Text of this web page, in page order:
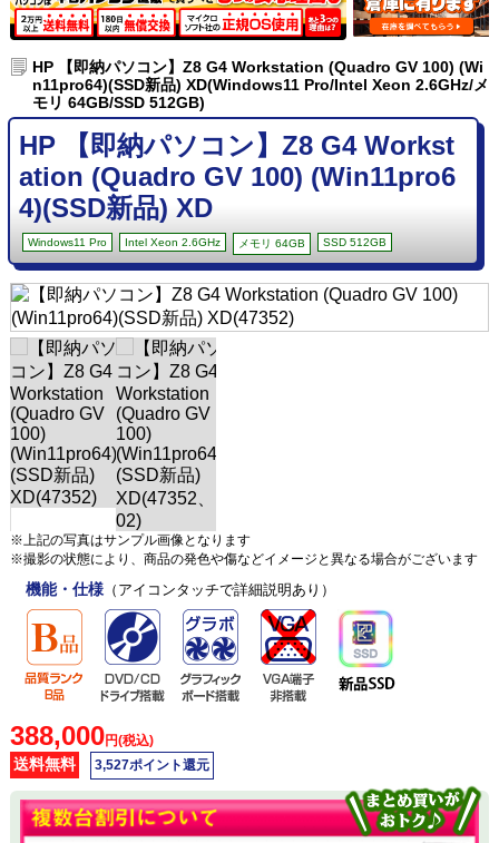
HP 【即納パソコン】Z8 G4 Workstation (Quadro GV 100) (Wi
n11pro64)(SSD新品) XD(Windows11 Pro/Intel Xeon 2.6GHz/メ
モリ 64GB/SSD 512GB)
HP 【即納パソコン】Z8 G4 Workst
ation (Quadro GV 100) (Win11pro6
4)(SSD新品) XD
Windows11 Pro Intel Xeon 2.6GHz メモリ 64GB SSD 512GB
※上記の写真はサンプル画像となります
※撮影の状態により、商品の発色や傷などイメージと異なる場合がございます
機能・仕様（アイコンタッチで詳細説明あり）
388,000円(税込)
送料無料 3,527ポイント還元